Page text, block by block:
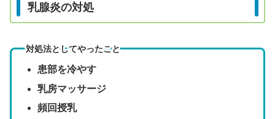
乳腺炎の対処
対処法としてやったこと
患部を冷やす
乳房マッサージ
頻回授乳